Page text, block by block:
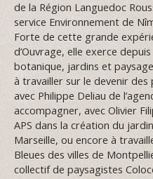
de la Région Languedoc
service Environnement de
Forte de cette grande
d’Ouvrage, elle exerce
botanique, jardins et
à travailler sur le devenir
avec Philippe Deliau de
accompagner, avec Olivier
APS dans la création du
Marseille, ou encore à
Bleues des villes de
collectif de paysagistes